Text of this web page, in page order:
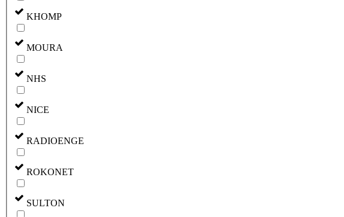
KHOMP
MOURA
NHS
NICE
RADIOENGE
ROKONET
SULTON